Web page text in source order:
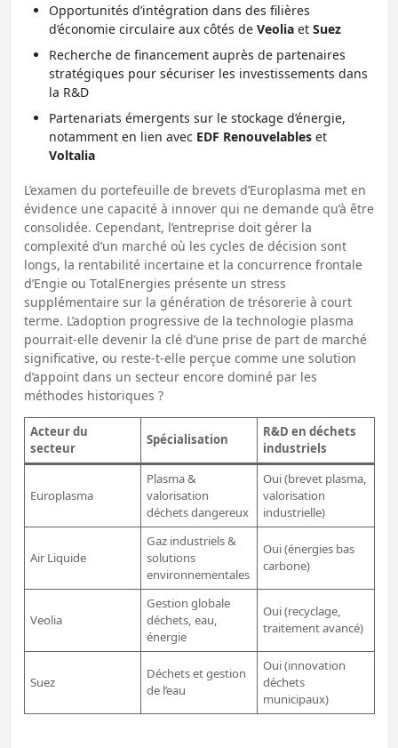
Opportunités d’intégration dans des filières
d’économie circulaire aux côtés de Veoliaet Suez
Recherche de financement auprès de partenaires
stratégiques pour sécuriser les investissements dans
la R&D
Partenariats émergents sur le stockage d’énergie,
notamment en lien avec EDF Renouvelableset
Voltalia
L’examen du portefeuille de brevets d’Europlasma met en
évidence une capacité à innover qui ne demande qu’à être
consolidée. Cependant, l’entreprise doit gérer la
complexité d’un marché où les cycles de décision sont
longs, la rentabilité incertaine et la concurrence frontale
d’Engie ou TotalEnergies présente un stress
supplémentaire sur la génération de trésorerie à court
terme. L’adoption progressive de la technologie plasma
pourrait-elle devenir la clé d’une prise de part de marché
significative, ou reste-t-elle perçue comme une solution
d’appoint dans un secteur encore dominé par les
méthodes historiques ?
Acteur du
secteur
Spécialisation
R&D en déchets
industriels
Europlasma
Plasma &
valorisation
déchets dangereux
Oui (brevet plasma,
valorisation
industrielle)
Air Liquide
Gaz industriels &
solutions
environnementales
Oui (énergies bas
carbone)
Veolia
Gestion globale
déchets, eau,
énergie
Oui (recyclage,
traitement avancé)
Suez
Déchets et gestion
de l’eau
Oui (innovation
déchets
municipaux)